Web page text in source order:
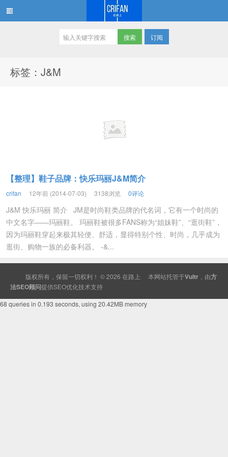
订阅
标签：J&M
【整理】鞋子品牌：快乐玛丽J&M简介
crifan 12年前 (2014-07-03) 3138浏览 0评论
J&M 快乐玛丽 简介 JM是时尚鞋类品牌的代名词，它有一个时尚的
中文名字——玛丽鞋。 玛丽鞋被很多FANS称为“姐妹鞋”、“逛街鞋”，
因为玛丽鞋穿起来极其轻便、舒适，显得特别个性、时尚，几乎成为
逛街、购物一族的必备利器。 -&...
版权所有，保留一切权利！ © 2026 在路上 本网站托管于Vultr ，由方
法SEO顾问提供SEO优化技术支持
68 queries in 0.193 seconds, using 20.42MB memory